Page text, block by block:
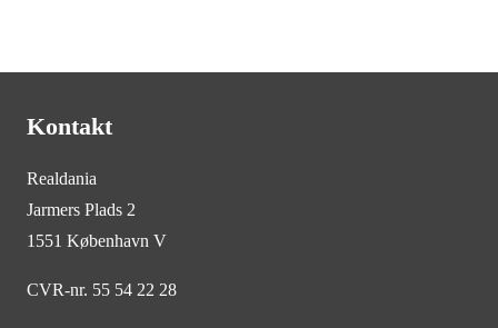
Kontakt
Realdania
Jarmers Plads 2
1551 København V
CVR-nr. 55 54 22 28